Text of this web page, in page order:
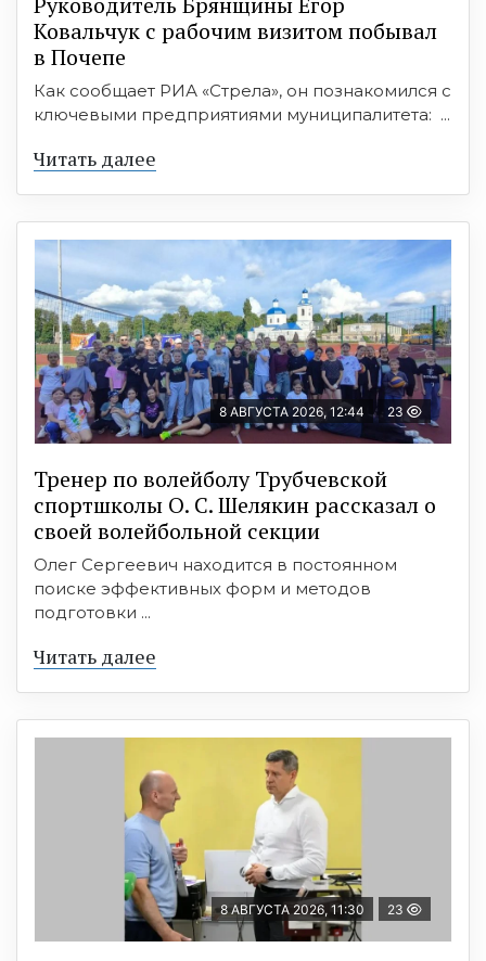
Ковальчук с рабочим визитом побывал
в Почепе
Как сообщает РИА «Стрела», он познакомился с
ключевыми предприятиями муниципалитета: ...
Читать далее
8 АВГУСТА 2026, 12:44 23
Тренер по волейболу Трубчевской
спортшколы О. С. Шелякин рассказал о
своей волейбольной секции
Олег Сергеевич находится в постоянном
поиске эффективных форм и методов
подготовки ...
Читать далее
8 АВГУСТА 2026, 11:30 23